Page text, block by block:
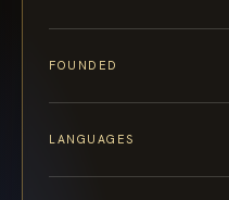
FOUNDED
LANGUAGES